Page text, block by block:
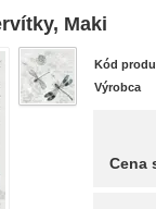
Maki
Kód
Výrobca
Cena